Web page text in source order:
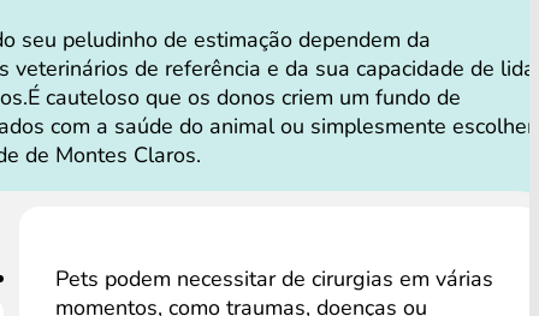
seu peludinho de estimação dependem da
veterinários de referência e da sua capacidade de
cauteloso que os donos criem um fundo de
com a saúde do animal ou simplesmente
de Montes Claros.
Pets podem necessitar de cirurgias em várias
momentos, como traumas, doenças ou